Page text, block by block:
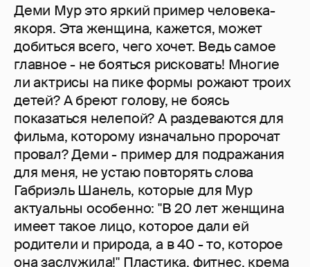
Деми Мур это яркий пример человека-
якоря. Эта женщина, кажется, может
добиться всего, чего хочет. Ведь самое
главное - не бояться рисковать! Многие
ли актрисы на пике формы рожают троих
детей? А бреют голову, не боясь
показаться нелепой? А раздеваются для
фильма, которому изначально пророчат
провал? Деми - пример для подражания
для меня, не устаю повторять слова
Габриэль Шанель, которые для Мур
актуальны особенно: "В 20 лет женщина
имеет такое лицо, которое дали ей
родители и природа, а в 40 - то, которое
она заслужила!" Пластика, фитнес, крема